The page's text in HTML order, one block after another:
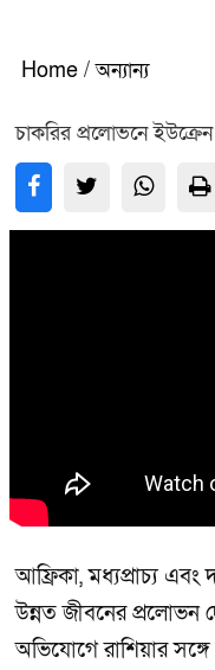
Home / অন্যান্য
চাকরির প্রলোভনে ইউক্রেন
আফ্রিকা, মধ্যপ্রাচ্য
উন্নত জীবনের প্রলোভন
অভিযোগে রাশিয়ার সঙ্গে